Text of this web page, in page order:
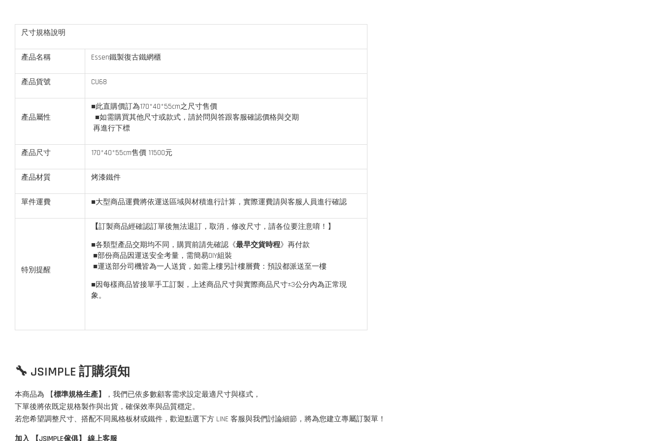
尺寸規格說明
產品名稱 Essen鐵製復古鐵網櫃
產品貨號 CU68
產品屬性
■此直購價訂為170*40*55cm之尺寸售價
■如需購買其他尺寸或款式，請於問與答跟客服確認價格與交期
再進行下標
產品尺寸 170*40*55cm售價 11500元
產品材質 烤漆鐵件
單件運費 ■大型商品運費將依運送區域與材積進行計算，實際運費請與客服人員進行確認
特別提醒
【訂製商品經確認訂單後無法退訂，取消，修改尺寸，請各位要注意唷！】
■各類型產品交期均不同，購買前請先確認《最早交貨時程》再付款
■部份商品因運送安全考量，需簡易DIY組裝
■運送部分司機皆為一人送貨，如需上樓另計樓層費：預設都派送至一樓
■因每樣商品皆接單手工訂製，上述商品尺寸與實際商品尺寸±3公分內為正常現
象。
🔧 JSIMPLE 訂購須知
本商品為 【標準規格生產】
，我們已依多數顧客需求設定最適尺寸與樣式，
下單後將依既定規格製作與出貨，確保效率與品質穩定。
若您希望調整尺寸、搭配不同風格板材或鐵件，歡迎點選下方 LINE 客服與我們討論細節，將為您建立專屬訂製單！
加入 【JSIMPLE傢俱】 線上客服